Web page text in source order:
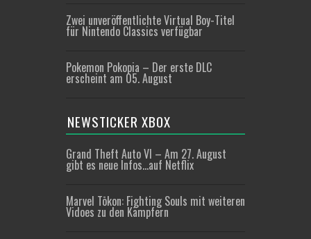
Zwei unveröffentlichte Virtual Boy-Titel
für Nintendo Classics verfügbar
Pokemon Pokopia – Der erste DLC
erscheint am 05. August
NEWSTICKER XBOX
Grand Theft Auto VI – Am 27. August
gibt es neue Infos…auf Netflix
Marvel Tōkon: Fighting Souls mit weiteren
Vidoes zu den Kämpfern